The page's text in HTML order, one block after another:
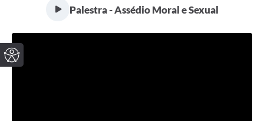
Palestra - Assédio Moral e Sexual